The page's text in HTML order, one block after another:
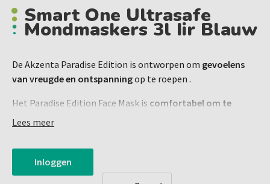
Smart One Ultrasafe
Mondmaskers 3l Iir Blauw
De Akzenta Paradise Edition is ontworpen om gevoelens
van vreugde en ontspanningop te roepen .
Het Paradise Edition Face Mask is comfortabel om te
dragen
Het voldoet aan de EN14683 Type IIR-normen en biedt een
hoge filtratie-efficiëntie van >= 98% nauwkeurigheid.
Lees meer
Inloggen